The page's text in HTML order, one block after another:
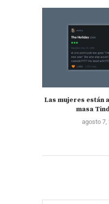
Las mujeres están
masa
agosto 7,